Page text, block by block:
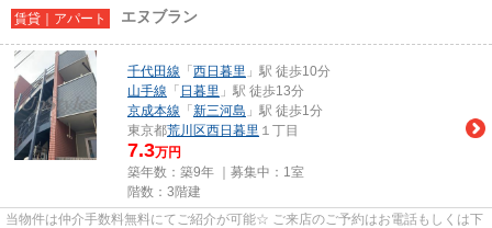
賃貸｜アパート エヌブラン
千代田線 「 西日暮里 」駅 徒歩10分
山手線 「 日暮里 」駅 徒歩13分
京成本線 「 新三河島 」駅 徒歩1分
東京都荒川区西日暮里 １丁目
7.3万円
築年数：築9年 ｜募集中： 1室
階数：3階建
当物件は仲介手数料無料にてご紹介が可能☆ ご来店のご予約はお電話もしくは下